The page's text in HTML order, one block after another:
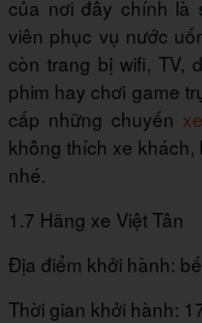
của nơi đây chính là
viên phục vụ nước
còn trang bị wifi, TV,
phim hay chơi game
cấp những chuyến x
không thích xe
nhé.
1.7 Hãng xe Việt Tân
Địa điểm khởi hành:
Thời gian khởi hành: